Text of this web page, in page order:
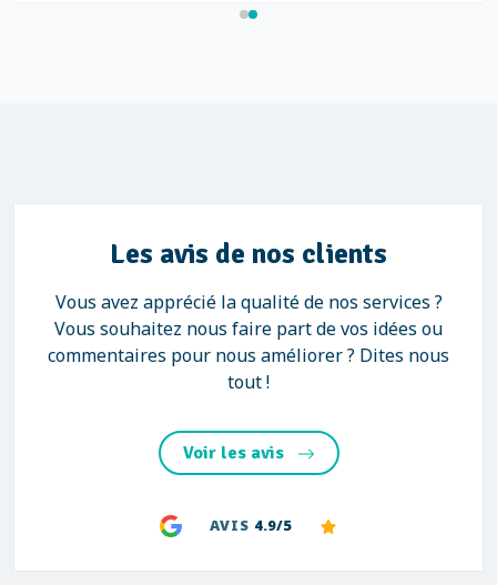
Les avis de nos clients
Vous avez apprécié la qualité de nos services ?
Vous souhaitez nous faire part de vos idées ou
commentaires pour nous améliorer ? Dites nous
tout !
Voir les avis
AVIS 4.9/5